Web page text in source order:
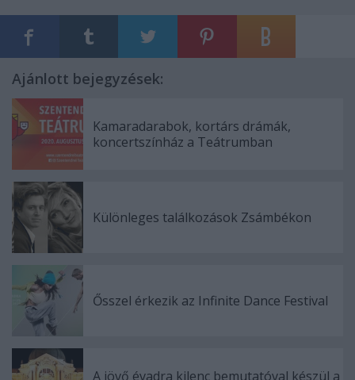
Ajánlott bejegyzések:
Kamaradarabok, kortárs drámák,
koncertszínház a Teátrumban
Különleges találkozások Zsámbékon
Ősszel érkezik az Infinite Dance Festival
A jövő évadra kilenc bemutatóval készül a